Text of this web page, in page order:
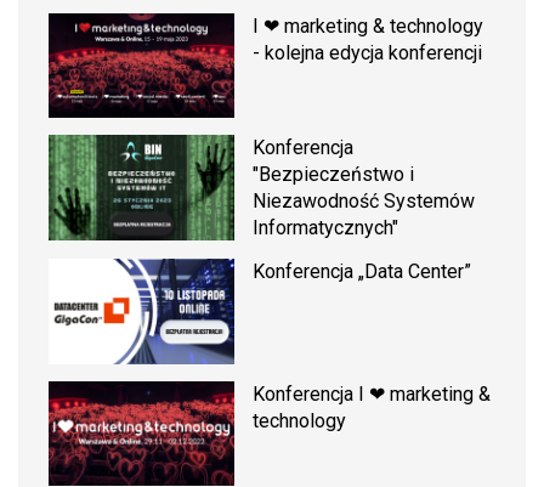
I ❤ marketing & technology
- kolejna edycja konferencji
Konferencja
"Bezpieczeństwo i
Niezawodność Systemów
Informatycznych"
Konferencja „Data Center”
Konferencja I ❤ marketing &
technology